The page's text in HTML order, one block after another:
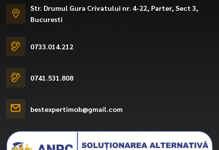
Str. Drumul Gura Crivatului nr. 4-22, Parter, Sect 3,
Bucuresti
0733.014.212
0741.531.808
bestexpertimob@gmail.com